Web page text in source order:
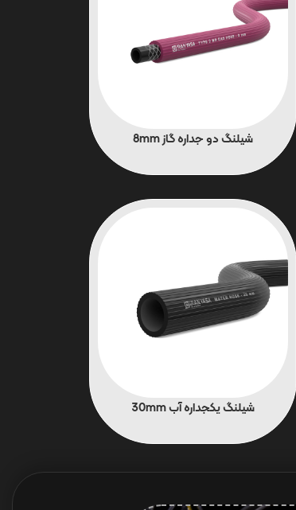
شیلنگ دو جداره گاز 8mm
شیلنگ یکجداره آب 30mm